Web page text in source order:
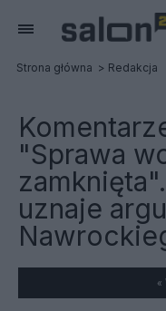
Strona główna Redakcja
"Sprawa
uznaje
«